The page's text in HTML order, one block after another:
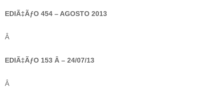
EDIÃ‡ÃƒO 454 – AGOSTO 2013
Â
EDIÃ‡ÃƒO 153 Â – 24/07/13
Â